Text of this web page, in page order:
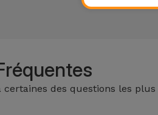
certaines des questions les